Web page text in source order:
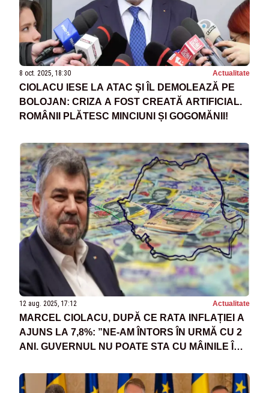
8 oct. 2025, 18:30 Actualitate
CIOLACU IESE LA ATAC ȘI ÎL DEMOLEAZĂ PE
BOLOJAN: CRIZA A FOST CREATĂ ARTIFICIAL.
ROMÂNII PLĂTESC MINCIUNI ȘI GOGOMĂNII!
12 aug. 2025, 17:12 Actualitate
MARCEL CIOLACU, DUPĂ CE RATA INFLAȚIEI A
AJUNS LA 7,8%: ”NE-AM ÎNTORS ÎN URMĂ CU 2
ANI. GUVERNUL NU POATE STA CU MÂINILE ÎN